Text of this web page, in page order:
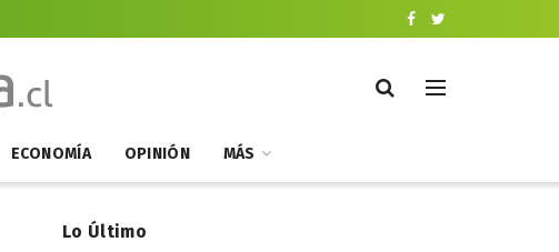
ECONOMÍA OPINIÓN MÁS
Lo Último